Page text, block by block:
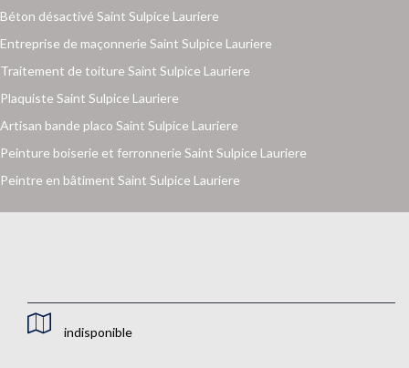
Béton désactivé Saint Sulpice Lauriere
Entreprise de maçonnerie Saint Sulpice Lauriere
Traitement de toiture Saint Sulpice Lauriere
Plaquiste Saint Sulpice Lauriere
Artisan bande placo Saint Sulpice Lauriere
Peinture boiserie et ferronnerie Saint Sulpice Lauriere
Peintre en bâtiment Saint Sulpice Lauriere
indisponible